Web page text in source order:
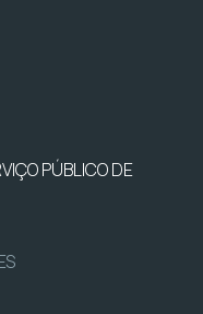
PÚBLICO DE